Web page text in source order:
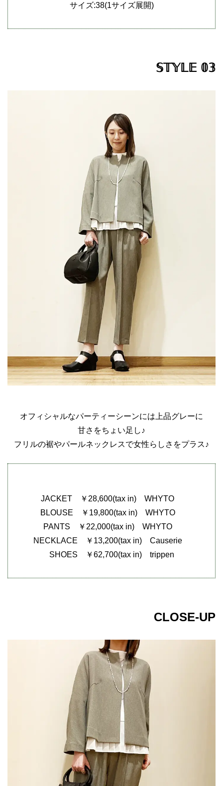
サイズ:38(1サイズ展開)
𝕊𝕋𝕐𝕃𝔼 𝟘𝟛
オフィシャルなパーティーシーンには上品グレーに
甘さをちょい足し♪
フリルの裾やパールネックレスで女性らしさをプラス♪
JACKET ￥28,600(tax in) WHYTO
BLOUSE ￥19,800(tax in) WHYTO
PANTS ￥22,000(tax in) WHYTO
NECKLACE ￥13,200(tax in) Causerie
SHOES ￥62,700(tax in) trippen
CLOSE-UP